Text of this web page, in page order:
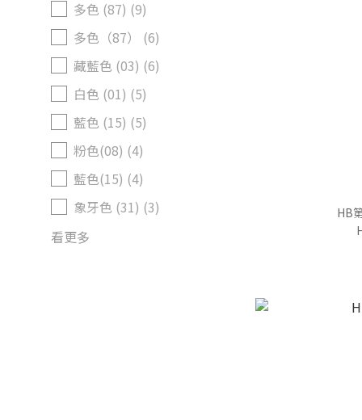
多色 (87) (9)
多色（87） (6)
藏藍色 (03) (6)
白色 (01) (5)
藍色 (15) (5)
粉色(08) (4)
藍色(15) (4)
象牙色 (31) (3)
看更多
HB